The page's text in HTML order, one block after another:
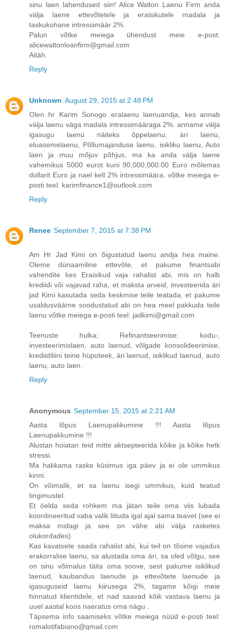
sinu laen lahendused siin! Alice Walton Laenu Firm anda
välja laene ettevõtetele ja eraisikutele madala ja
taskukohane intressimäär 2%.
Palun võtke meiega ühendust meie e-post:
alicewaltonloanfirm@gmail.com
Aitäh.
Reply
Unknown August 29, 2015 at 2:48 PM
Olen hr Karim Sonogo eralaenu laenuandja, kes annab
välja laenu väga madala intressimääraga 2%. anname välja
igasugu laenu näiteks õppelaenu, äri laenu,
eluasemelaenu, Põllumajanduse laenu, isikliku laenu, Auto
laen ja muu mõjuv põhjus, ma ka anda välja laene
vahemikus 5000 eurot kuni 90,000,000.00 Euro mõlemas
dollarit Euro ja nael kell 2% intressimäära. võtke meiega e-
posti teel: karimfinance1@outlook.com
Reply
Renee September 7, 2015 at 7:38 PM
Am Hr Jad Kimi on õigustatud laenu andja hea maine.
Oleme dünaamiline ettevõte, et pakume finantsabi
vahendite kes Eraisikud vaja rahalist abi, mis on halb
krediidi või vajavad raha, et maksta arveid, investeerida äri
jad Kimi kasutada seda keskmise teile teatada, et pakume
usaldusväärne soodustatud abi on hea meel pakkuda teile
laenu võtke meiega e-posti teel: jadkimi@gmail.com
Teenuste hulka; Refinantseerimise, kodu-,
investeerimislaen, auto laenud, võlgade konsolideerimise,
krediidiliini teine ​​hüpoteek, äri laenud, isiklikud laenud, auto
laenu, auto laen.
Reply
Anonymous September 15, 2015 at 2:21 AM
Aasta lõpus Laenupakkumine !!! Aasta lõpus
Laenupakkumine !!!
Alustan hoiatan teid mitte aktsepteerida kõike ja kõike hetk
stressi.
Ma hakkama raske küsimus iga päev ja ei ole ummikus
kinni.
On võimalik, et sa laenu isegi ummikus, kuid teatud
tingimustel.
Et öelda seda rohkem ma jätan teile oma viis lubada
koordineeritud vaba valik liituda igal ajal sama teavet (see ei
maksa midagi ja see on vähe abi välja rasketes
olukordades)
Kas kavatsete saada rahalist abi, kui teil on tõsine vajadus
erakorralise laenu, sa alustada oma äri, sa oled võlgu, see
on sinu võimalus täita oma soove, sest pakume isiklikud
laenud, kaubandus laenude ja ettevõtete laenude ja
igasuguseid laenu kiirusega 2%, tagame kõigi meie
hinnatud klientidele, et nad saavad kõik vastava laenu ja
uuel aastal koos naeratus oma nägu .
Täpsema info saamiseks võtke meiega nüüd e-posti teel:
romalotifabiano@gmail.com